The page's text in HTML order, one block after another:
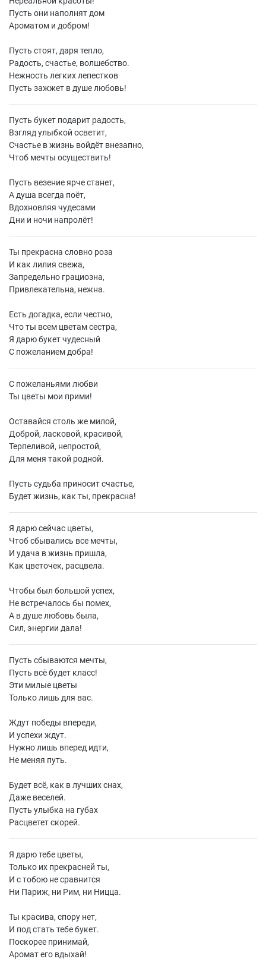
Пусть они наполнят дом
Ароматом и добром!
Пусть стоят, даря тепло,
Радость, счастье, волшебство.
Нежность легких лепестков
Пусть зажжет в душе любовь!
Пусть букет подарит радость,
Взгляд улыбкой осветит,
Счастье в жизнь войдёт внезапно,
Чтоб мечты осуществить!
Пусть везение ярче станет,
А душа всегда поёт,
Вдохновляя чудесами
Дни и ночи напролёт!
Ты прекрасна словно роза
И как лилия свежа,
Запредельно грациозна,
Привлекательна, нежна.
Есть догадка, если честно,
Что ты всем цветам сестра,
Я дарю букет чудесный
С пожеланием добра!
С пожеланьями любви
Ты цветы мои прими!
Оставайся столь же милой,
Доброй, ласковой, красивой,
Терпеливой, непростой,
Для меня такой родной.
Пусть судьба приносит счастье,
Будет жизнь, как ты, прекрасна!
Я дарю сейчас цветы,
Чтоб сбывались все мечты,
И удача в жизнь пришла,
Как цветочек, расцвела.
Чтобы был большой успех,
Не встречалось бы помех,
А в душе любовь была,
Сил, энергии дала!
Пусть сбываются мечты,
Пусть всё будет класс!
Эти милые цветы
Только лишь для вас.
Ждут победы впереди,
И успехи ждут.
Нужно лишь вперед идти,
Не меняя путь.
Будет всё, как в лучших снах,
Даже веселей.
Пусть улыбка на губах
Расцветет скорей.
Я дарю тебе цветы,
Только их прекрасней ты,
И с тобою не сравнится
Ни Париж, ни Рим, ни Ницца.
Ты красива, спору нет,
И под стать тебе букет.
Поскорее принимай,
Аромат его вдыхай!